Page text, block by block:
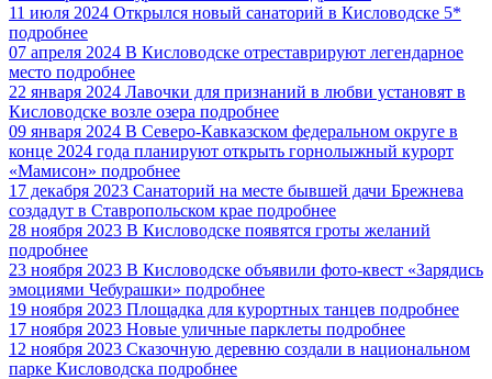
11 июля 2024 Открылся новый санаторий в Кисловодске 5*
подробнее
07 апреля 2024 В Кисловодске отреставрируют легендарное
место подробнее
22 января 2024 Лавочки для признаний в любви установят в
Кисловодске возле озера подробнее
09 января 2024 В Северо-Кавказском федеральном округе в
конце 2024 года планируют открыть горнолыжный курорт
«Мамисон» подробнее
17 декабря 2023 Санаторий на месте бывшей дачи Брежнева
создадут в Ставропольском крае подробнее
28 ноября 2023 В Кисловодске появятся гроты желаний
подробнее
23 ноября 2023 В Кисловодске объявили фото-квест «Зарядись
эмоциями Чебурашки» подробнее
19 ноября 2023 Площадка для курортных танцев подробнее
17 ноября 2023 Новые уличные парклеты подробнее
12 ноября 2023 Сказочную деревню создали в национальном
парке Кисловодска подробнее